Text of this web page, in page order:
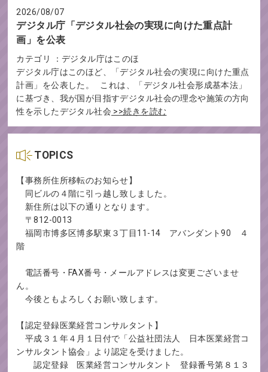
2026/08/07
デジタル庁「デジタル社会の実現に向けた重点計
画」を公表
カテゴリ ：デジタル庁はこのほ
デジタル庁はこのほど、「デジタル社会の実現に向けた重点
計画」を公表した。 これは、「デジタル社会形成基本法」
に基づき、我が国が目指すデジタル社会の理念や施策の方向
性を示したデジタル社会 >>続きを読む
TOPICS
【事務所住所移転のお知らせ】
同ビルの４階に引っ越し致しました。
新住所は以下の通りとなります。
〒812-0013
福岡市博多区博多駅東３丁目11-14 アバンダント90 ４
階
電話番号・FAX番号・メールアドレスは変更ございませ
ん。
今後ともよろしくお願い致します。
【認定登録医業経営コンサルタント】
平成３１年４月１日付で「公益社団法人 日本医業経営コ
ンサルタント協会」より認定を受けました。
認定登録 医業経営コンサルタント 登録番号第８１３